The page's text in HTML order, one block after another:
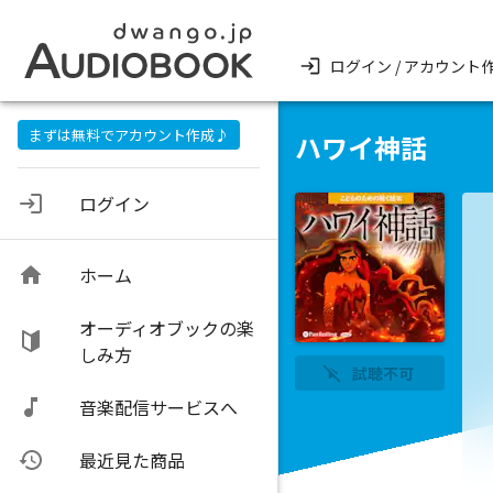
ログイン / アカウント
まずは無料でアカウント作成♪
ログイン
ホーム
オーディオブックの楽
しみ方
音楽配信サービスへ
最近見た商品
ハワイ神話
試聴不可